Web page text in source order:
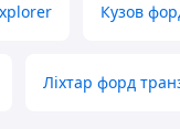
Кузов
Ліхтар форд